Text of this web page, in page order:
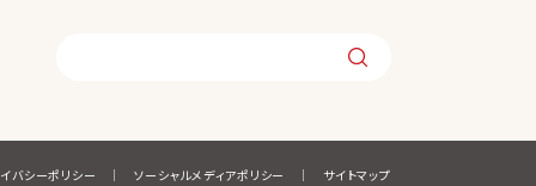
バシーポリシー ソーシャルメディアポリシー サイトマップ